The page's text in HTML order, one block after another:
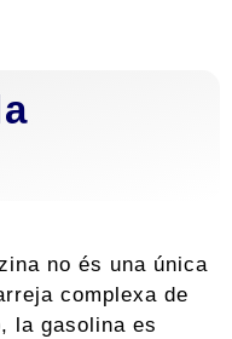
no és una única
complexa de
la gasolina es